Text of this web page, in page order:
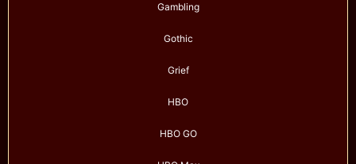
Gambling
Gothic
Grief
HBO
HBO GO